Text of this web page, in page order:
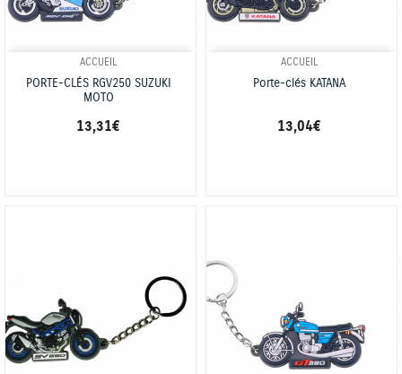
ACCUEIL
PORTE-CLÉS RGV250 SUZUKI
MOTO
13,31 €
ACCUEIL
Porte-clés KATANA
13,04 €